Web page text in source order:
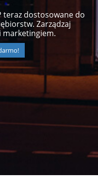
teraz dostosowane do
Zarządzaj
marketingiem.